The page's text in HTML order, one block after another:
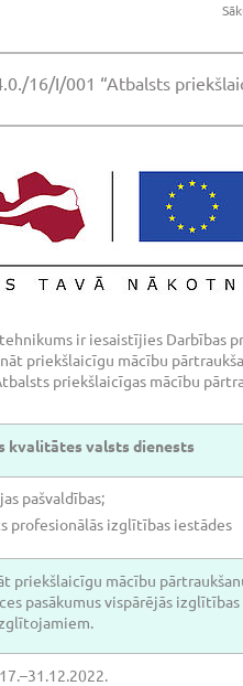
16/I/001 “Atbalsts
ir iesaistījies Darbības
priekšlaicīgu mācību
priekšlaicīgas mācību
kvalitātes valsts dienests
pašvaldības;
profesionālās izglītības iestādes
priekšlaicīgu mācību
pasākumus vispārējās